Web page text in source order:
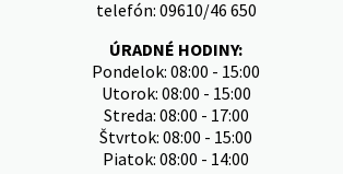
telefón: 09610/46 650
ÚRADNÉ HODINY:
Pondelok: 08:00 - 15:00
Utorok: 08:00 - 15:00
Streda: 08:00 - 17:00
Štvrtok: 08:00 - 15:00
Piatok: 08:00 - 14:00